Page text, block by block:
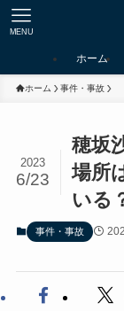
MENU
ホーム
ホーム 事件・事故
穂坂
場所
いる
2023
6/23
事件・事故